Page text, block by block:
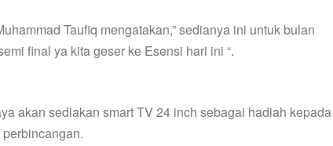
Taufiq mengatakan,” sedianya ini untuk bulan
final ya kita geser ke Esensi hari ini “.
akan sediakan smart TV 24 inch sebagai hadiah kepada